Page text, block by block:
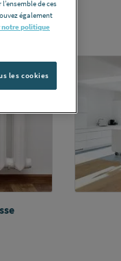
de ces
également
notre politique
les cookies